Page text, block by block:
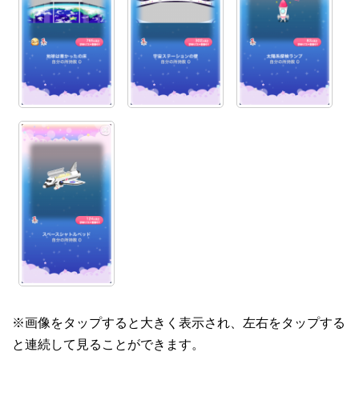
※画像をタップすると大きく表示され、左右をタップする
と連続して見ることができます。